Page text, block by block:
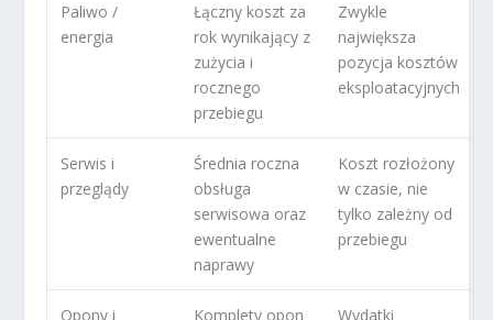
Paliwo /
energia
Łączny koszt za
rok wynikający z
zużycia i
rocznego
przebiegu
Zwykle
największa
pozycja kosztów
eksploatacyjnych
Serwis i
przeglądy
Średnia roczna
obsługa
serwisowa oraz
ewentualne
naprawy
Koszt rozłożony
w czasie, nie
tylko zależny od
przebiegu
Opony i
Komplety opon
Wydatki